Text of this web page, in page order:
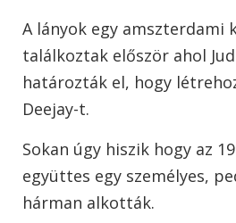
A lányok egy amszterdami
találkoztak először ahol
határozták el, hogy
Deejay-t.
Sokan úgy hiszik hogy az
együttes egy személyes,
hárman alkották.